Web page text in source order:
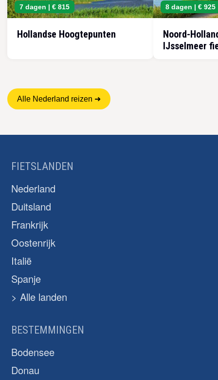
7 dagen | € 815
Hollandse Hoogtepunten
8 dagen | € 925
Noord-
IJsselmeer
Alle Nederland reizen ➜
FIETSLANDEN
Nederland
Duitsland
Frankrijk
Oostenrijk
Italië
Spanje
> Alle landen
BESTEMMINGEN
Bodensee
Donau